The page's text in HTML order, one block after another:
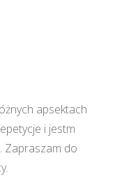
apsektach
i jestm
Zapraszam do